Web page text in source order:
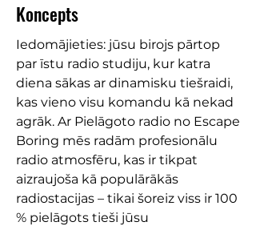
Koncepts
Iedomājieties: jūsu birojs pārtop
par īstu radio studiju, kur katra
diena sākas ar dinamisku tiešraidi,
kas vieno visu komandu kā nekad
agrāk. Ar Pielāgoto radio no Escape
Boring mēs radām profesionālu
radio atmosfēru, kas ir tikpat
aizraujoša kā populārākās
radiostacijas – tikai šoreiz viss ir 100
% pielāgots tieši jūsu